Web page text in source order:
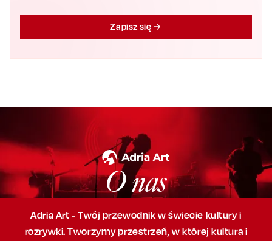
Zapisz się
O nas
Adria Art - Twój przewodnik w świecie kultury i
rozrywki. Tworzymy przestrzeń,w której kultura i